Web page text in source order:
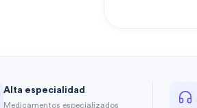
Alta especialidad
Medicamentos especializados